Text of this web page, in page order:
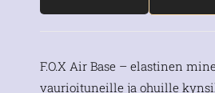
F.O.X Air Base – elastinen
vaurioituneille ja ohuille